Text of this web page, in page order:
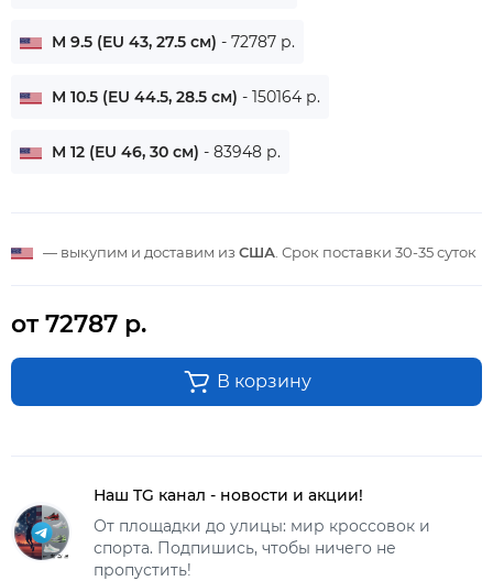
M 9.5 (EU 43, 27.5 см) - 72787 р.
M 10.5 (EU 44.5, 28.5 см) - 150164 р.
M 12 (EU 46, 30 см) - 83948 р.
— выкупим и доставим из США . Срок поставки 30-35 суток
от 72787 р.
В корзину
Наш TG канал - новости и акции!
От площадки до улицы: мир кроссовок и
спорта. Подпишись, чтобы ничего не
пропустить!